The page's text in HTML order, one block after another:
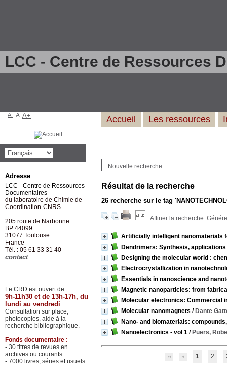
LCC - Centre de Ressources
Nouvelle recherche
Résultat de la recherche
26 recherche sur le tag
Affiner la recherche
Artificially intelligent nanomaterials
Dendrimers: Synthesis,
Designing the molecular world :
Electrocrystallization in
Essentials in nanoscience and
Magnetic nanoparticles: from
Molecular electronics: Commercial
Molecular nanomagnets / Dante
Nano- and biomaterials:
Nanoelectronics - vol 1 / Puers,
1 2
Accueil Les ressources
A- A A+
Adresse
LCC - Centre de Ressources
Documentaires
du laboratoire de Chimie de
Coordination-CNRS
205 route de Narbonne
BP 44099
31077 Toulouse
France
Tél. : 05 61 33 31 40
contact
Le CRD est ouvert de
9h-11h30 et de 13h-17h, du
lundi au vendredi.
Consultation sur place,
photocopies, aide à la
recherche bibliographique.
Fonds documentaire :
- 30 titres de revues en
archives ou courants
- 7000 livres, séries et usuels